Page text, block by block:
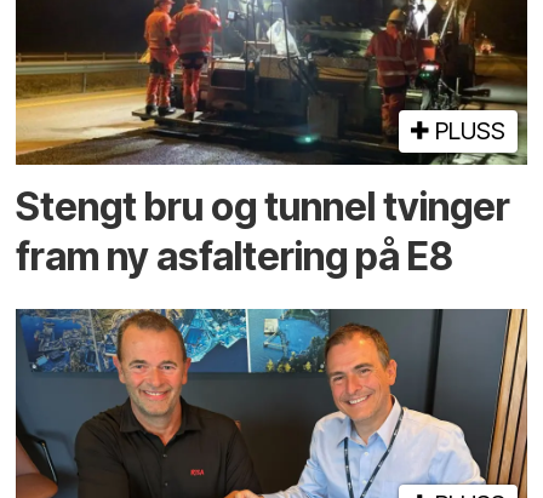
PLUSS
Stengt bru og tunnel tvinger
fram ny asfaltering på E8